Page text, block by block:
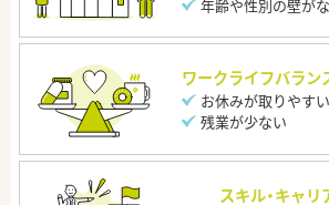
年齢や性別の壁が
ワークライフバラン
お休みが取りやすい
残業が少ない
スキル・キャリ